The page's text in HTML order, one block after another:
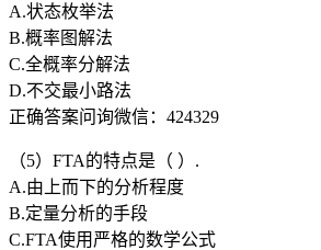
A.状态枚举法
B.概率图解法
C.全概率分解法
D.不交最小路法
正确答案问询微信：424329
（5）FTA的特点是（ ）.
A.由上而下的分析程度
B.定量分析的手段
C.FTA使用严格的数学公式